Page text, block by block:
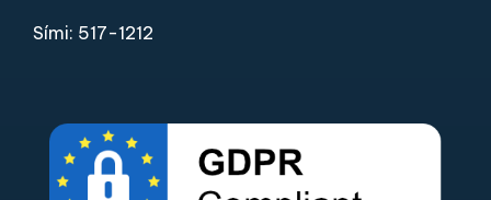
Sími: 517-1212​